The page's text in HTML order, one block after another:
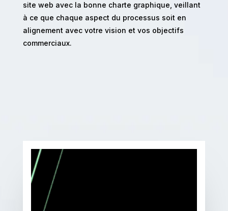
site web avec la bonne charte graphique, veillant
à ce que chaque aspect du processus soit en
alignement avec votre vision et vos objectifs
commerciaux.